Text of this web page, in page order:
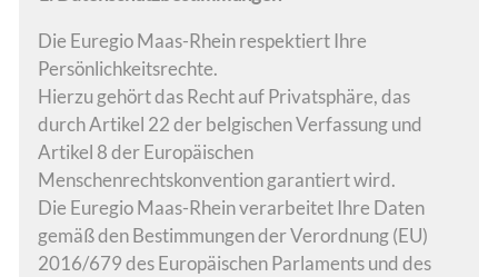
Lernende
Team
Die Euregio Maas-Rhein respektiert Ihre
Persönlichkeitsrechte.
Hierzu gehört das Recht auf Privatsphäre, das
durch Artikel 22 der belgischen Verfassung und
Artikel 8 der Europäischen
Menschenrechtskonvention garantiert wird.
Die Euregio Maas-Rhein verarbeitet Ihre Daten
gemäß den Bestimmungen der Verordnung (EU)
2016/679 des Europäischen Parlaments und des